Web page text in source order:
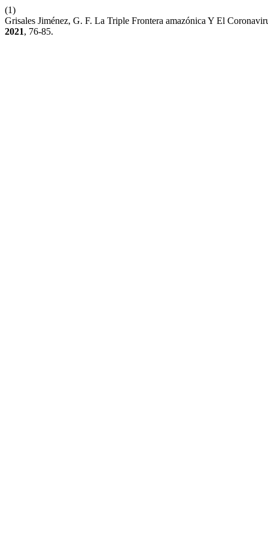
(1)
Grisales Jiménez, G. F. La Triple Frontera amazónica Y El
2021, 76-85.